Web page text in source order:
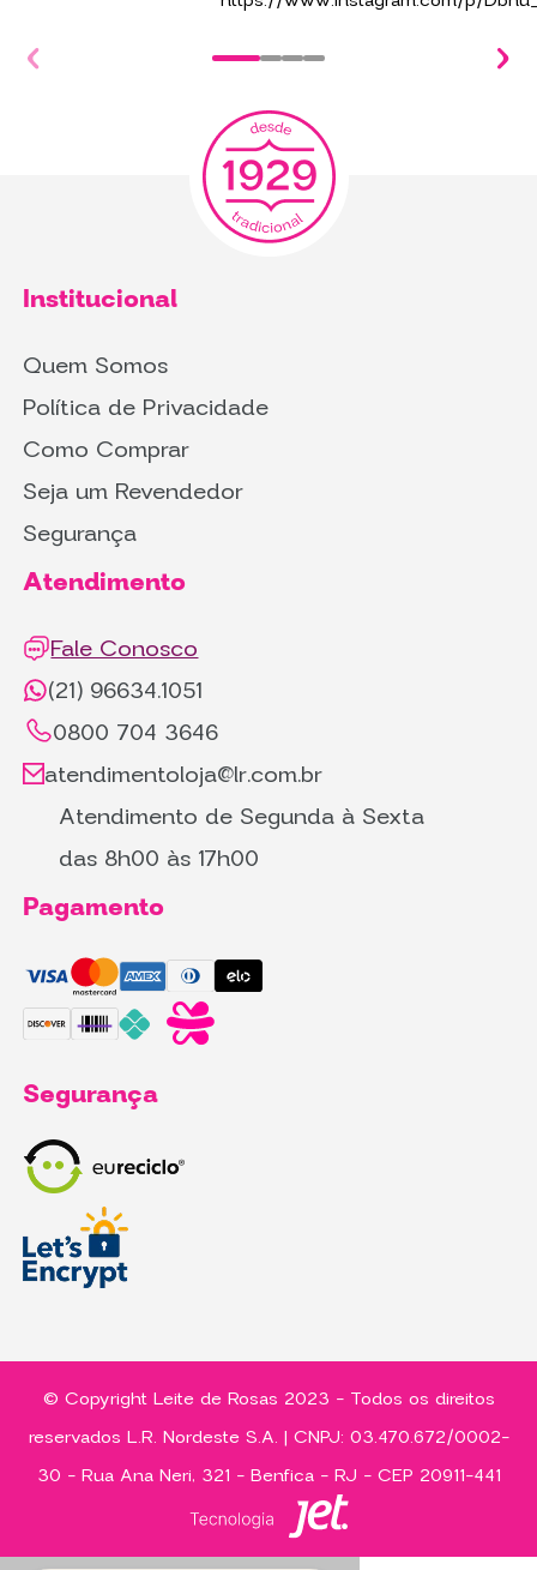
Institucional
Quem Somos
Política de Privacidade
Como Comprar
Seja um Revendedor
Segurança
Atendimento
Fale Conosco
(21) 96634.1051
0800 704 3646
atendimentoloja@lr.com.br
Atendimento de Segunda à Sexta
das 8h00 às 17h00
Pagamento
Segurança
© Copyright Leite de Rosas 2023 - Todos os direitos
reservados L.R. Nordeste S.A. | CNPJ: 03.470.672/0002-
30 - Rua Ana Neri, 321 - Benfica - RJ - CEP 20911-441